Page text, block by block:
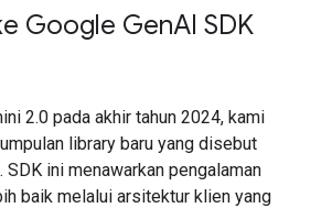
Google GenAI SDK
2.0 pada akhir tahun 2024, kami
library baru yang disebut
. SDK ini menawarkan pengalaman
baik melalui arsitektur klien yang